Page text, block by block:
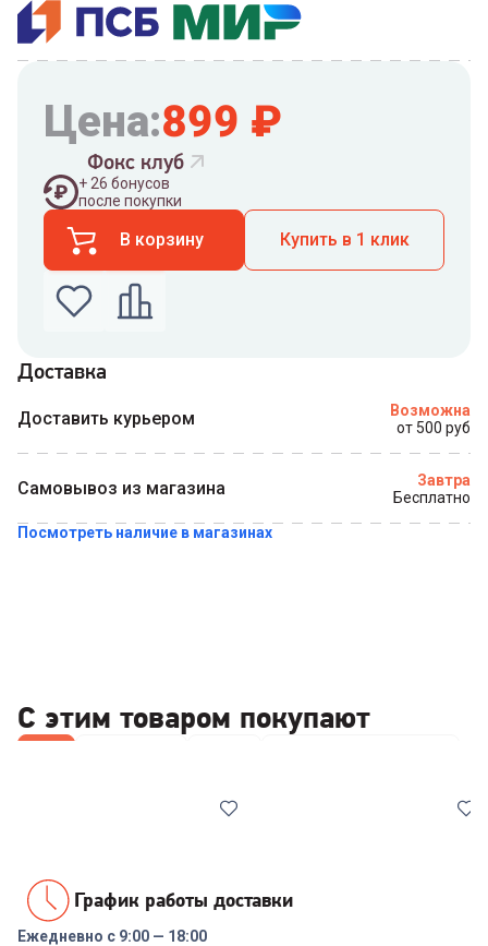
Цена:899 ₽
Фокс клуб
+ 26 бонусов
после покупки
В корзину Купить в 1 клик
связаться с вами
Доставка
Доставить курьером
Возможна
от 500 руб
Самовывоз из магазина
Завтра
Бесплатно
Посмотреть наличие в магазинах
С этим товаром покупают
График работы доставки
Ежедневно с 9:00 — 18:00